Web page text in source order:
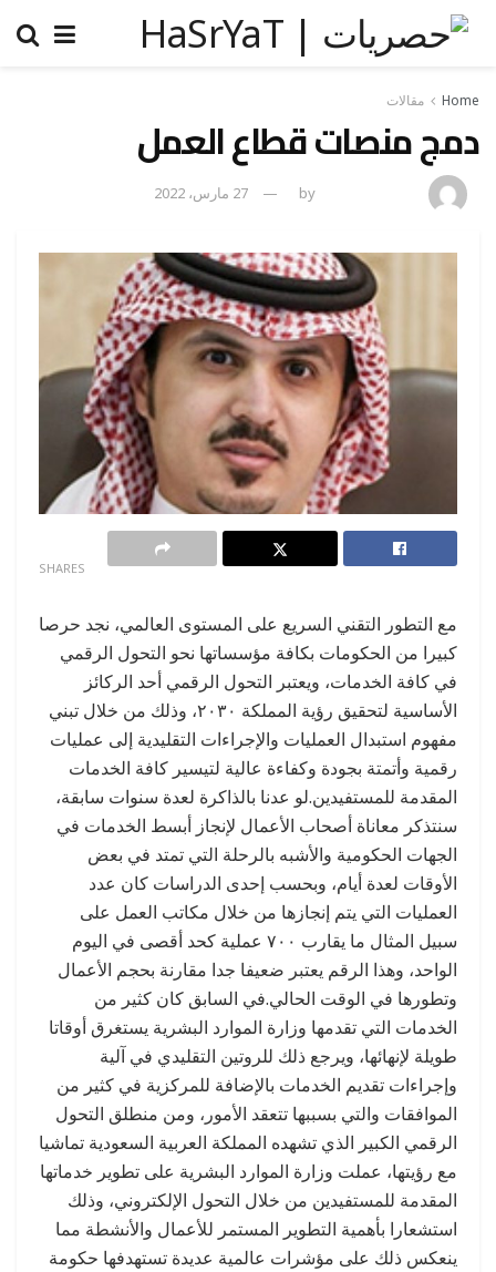
Home مقالات
دمج منصات قطاع العمل
by 27 مارس، 2022
SHARES
مع التطور التقني السريع على المستوى العالمي، نجد حرصا
كبيرا من الحكومات بكافة مؤسساتها نحو التحول الرقمي
في كافة الخدمات، ويعتبر التحول الرقمي أحد الركائز
الأساسية لتحقيق رؤية المملكة ٢٠٣٠، وذلك من خلال تبني
مفهوم استبدال العمليات والإجراءات التقليدية إلى عمليات
رقمية وأتمتة بجودة وكفاءة عالية لتيسير كافة الخدمات
المقدمة للمستفيدين.لو عدنا بالذاكرة لعدة سنوات سابقة،
سنتذكر معاناة أصحاب الأعمال لإنجاز أبسط الخدمات في
الجهات الحكومية والأشبه بالرحلة التي تمتد في بعض
الأوقات لعدة أيام، وبحسب إحدى الدراسات كان عدد
العمليات التي يتم إنجازها من خلال مكاتب العمل على
سبيل المثال ما يقارب ٧٠٠ عملية كحد أقصى في اليوم
الواحد، وهذا الرقم يعتبر ضعيفا جدا مقارنة بحجم الأعمال
وتطورها في الوقت الحالي.في السابق كان كثير من
الخدمات التي تقدمها وزارة الموارد البشرية يستغرق أوقاتا
طويلة لإنهائها، ويرجع ذلك للروتين التقليدي في آلية
وإجراءات تقديم الخدمات بالإضافة للمركزية في كثير من
الموافقات والتي بسببها تتعقد الأمور، ومن منطلق التحول
الرقمي الكبير الذي تشهده المملكة العربية السعودية تماشيا
مع رؤيتها، عملت وزارة الموارد البشرية على تطوير خدماتها
المقدمة للمستفيدين من خلال التحول الإلكتروني، وذلك
استشعارا بأهمية التطوير المستمر للأعمال والأنشطة مما
ينعكس ذلك على مؤشرات عالمية عديدة تستهدفها حكومة